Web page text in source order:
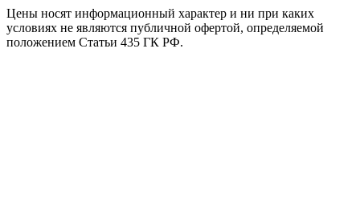
Цены носят информационный характер и ни при каких
условиях не являются публичной офертой, определяемой
положением Статьи 435 ГК РФ.